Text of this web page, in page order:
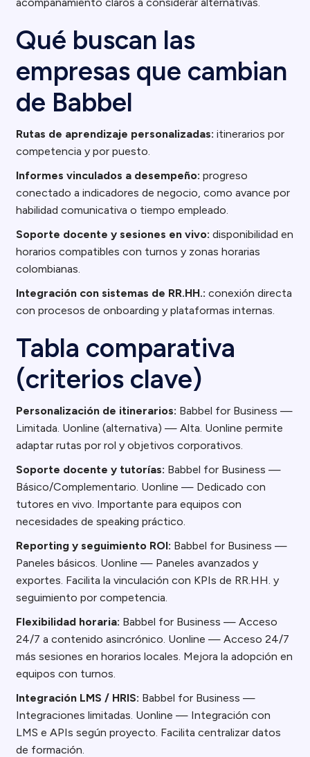
Qué buscan las
empresas que cambian
de Babbel
Rutas de aprendizaje personalizadas: itinerarios por
competencia y por puesto.
Informes vinculados a desempeño: progreso
conectado a indicadores de negocio, como avance por
habilidad comunicativa o tiempo empleado.
Soporte docente y sesiones en vivo: disponibilidad en
horarios compatibles con turnos y zonas horarias
colombianas.
Integración con sistemas de RR.HH.: conexión directa
con procesos de onboarding y plataformas internas.
Tabla comparativa
(criterios clave)
Personalización de itinerarios: Babbel for Business —
Limitada. Uonline (alternativa) — Alta. Uonline permite
adaptar rutas por rol y objetivos corporativos.
Soporte docente y tutorías: Babbel for Business —
Básico/Complementario. Uonline — Dedicado con
tutores en vivo. Importante para equipos con
necesidades de speaking práctico.
Reporting y seguimiento ROI: Babbel for Business —
Paneles básicos. Uonline — Paneles avanzados y
exportes. Facilita la vinculación con KPIs de RR.HH. y
seguimiento por competencia.
Flexibilidad horaria: Babbel for Business — Acceso
24/7 a contenido asincrónico. Uonline — Acceso 24/7
más sesiones en horarios locales. Mejora la adopción en
equipos con turnos.
Integración LMS / HRIS: Babbel for Business —
Integraciones limitadas. Uonline — Integración con
LMS e APIs según proyecto. Facilita centralizar datos
de formación.